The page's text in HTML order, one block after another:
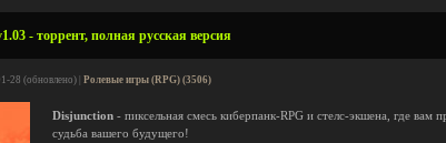
- торрент, полная русская версия
28 (обновлено) | Ролевые игры (RPG) (3506)
Disjunction - пиксельная смесь киберпанк-RPG и стелс-экшена, где вам
судьба вашего будущего!